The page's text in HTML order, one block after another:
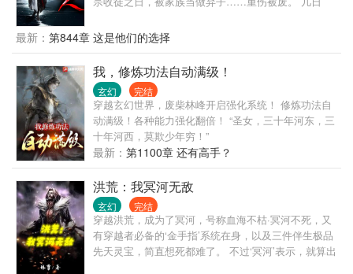
一道黑色身影默默看着不远处的方家， “我亲爱的父亲
大人，游戏开始了……”
最新： 第844章 这是他们的选择
我，修炼功法自动满级！
玄幻 完结
穿越玄幻世界，废柴林峰开启强化系统！ 修炼功法自
动满级！各种能力强化翻倍！ “圣女，三十年河东，三
十年河西，莫欺少年穷！”
最新： 第1100章 还有高手？
洪荒：我冥河无敌
玄幻 完结
穿越洪荒，成为了冥河，号称血海不枯·冥河不死，又
有穿越者必备的‘金手指’系统在身，以及三件伴生极品
先天灵宝，简直想死都难了。 不过‘冥河’表示，就算出